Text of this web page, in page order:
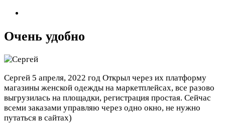
Очень удобно
Сергей 5 апреля, 2022 год Открыл через их платформу
магазины женской одежды на маркетплейсах, все разово
выгрузилась на площадки, регистрация простая. Сейчас
всеми заказами управляю через одно окно, не нужно
путаться в сайтах)